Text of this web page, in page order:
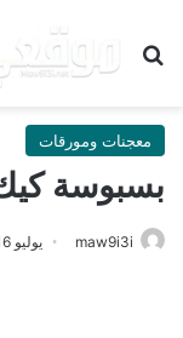
بحث عن
معجنات ومورقات
بسبوسة
maw9i3i يوليو 16, 2020